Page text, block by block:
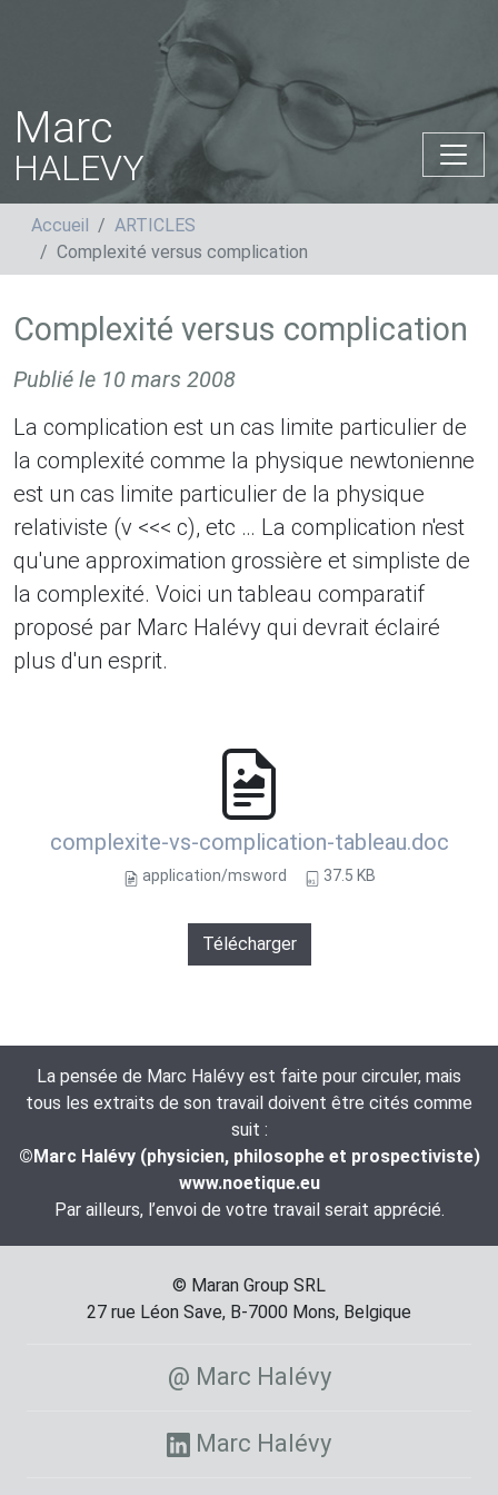
Marc
HALEVY
Accueil
ARTICLES
Complexité versus complication
Complexité versus complication
Publié le 10 mars 2008
La complication est un cas limite particulier de
la complexité comme la physique newtonienne
est un cas limite particulier de la physique
relativiste (v <<< c), etc … La complication n'est
qu'une approximation grossière et simpliste de
la complexité. Voici un tableau comparatif
proposé par Marc Halévy qui devrait éclairé
plus d'un esprit.
complexite-vs-complication-tableau.doc
application/msword 37.5 KB
Télécharger
La pensée de Marc Halévy est faite pour circuler, mais
tous les extraits de son travail doivent être cités comme
suit :
©Marc Halévy (physicien, philosophe et prospectiviste)
www.noetique.eu
Par ailleurs, l’envoi de votre travail serait apprécié.
© Maran Group SRL
27 rue Léon Save, B-7000 Mons, Belgique
@ Marc Halévy
Marc Halévy